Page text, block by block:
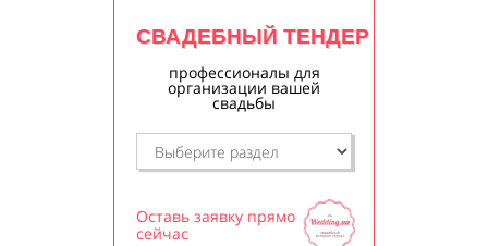
СВАДЕБНЫЙ ТЕНДЕР
профессионалы для
организации вашей
свадьбы
Оставь заявку прямо
сейчас